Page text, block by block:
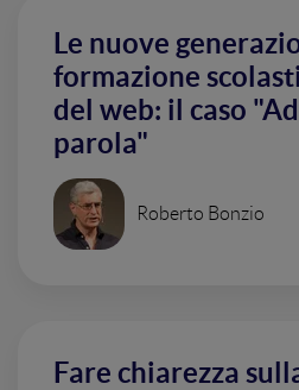
Le nuove
formazione
del web: il caso
parola"
Roberto Bonzio
Fare chiarezza